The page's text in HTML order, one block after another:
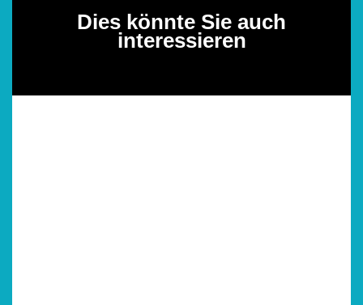
Dies könnte Sie auch
interessieren